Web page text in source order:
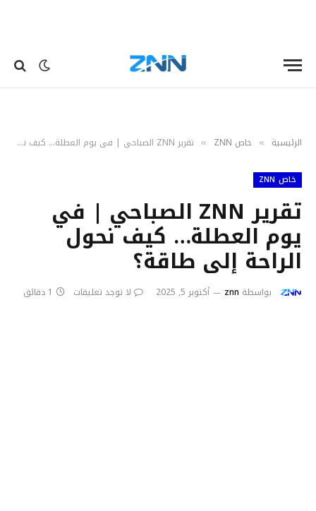
الرئيسية » خاص ZNN » تقرير ZNN الصباحي | في يوم العطلة… كيف نحول الراحة إلى طاقة؟
خاص ZNN
تقرير ZNN الصباحي | في
يوم العطلة… كيف نحول
الراحة إلى طاقة؟
بواسطة znn أكتوبر 5, 2025 لا توجد تعليقات 1 دقائق